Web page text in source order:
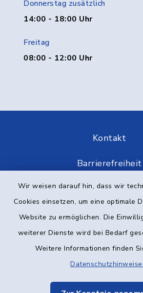
Wir weisen darauf hin, dass wir
Cookies einsetzen, um eine optimale
Website zu ermöglichen. Die
weiterer Dienste wird bei Bedarf
Weitere Informationen finden
Donnerstag zusätzlich
14:00 - 18:00 Uhr
Freitag
08:00 - 12:00 Uhr
Kontakt
Barrierefreiheit
Datenschutz
Impressum
Elektronische
Sitemap
Cookie-